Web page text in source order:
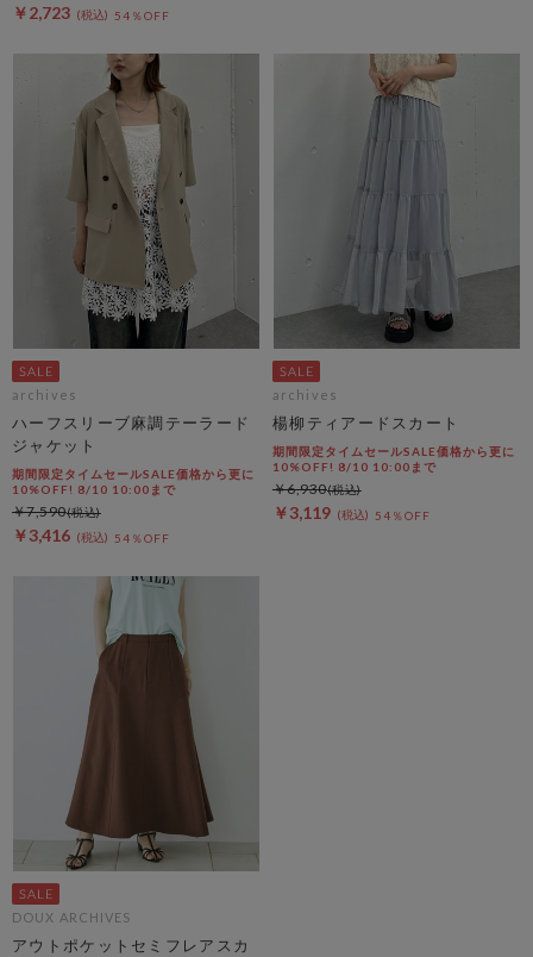
￥2,723 54％OFF
archives
ハーフスリーブ麻調テーラード
ジャケット
期間限定タイムセールSALE価格から更に
10%OFF! 8/10 10:00まで
￥3,416 54％OFF
￥7,590
archives
楊柳ティアードスカート
期間限定タイムセールSALE価格から更に
10%OFF! 8/10 10:00まで
￥3,119 54％OFF
￥6,930
DOUX ARCHIVES
アウトポケットセミフレアスカ